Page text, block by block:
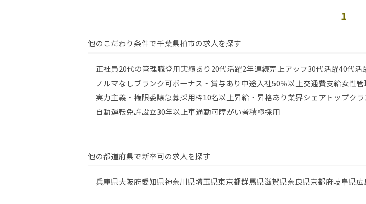
1
他のこだわり条件で千葉県柏市の求人を探す
正社員20代の管理職登用実績あり 20代活躍2年連続売上アップ30代活躍40代活
ノルマなしブランク可ボーナス・賞与あり 中途入社50％以上交通費支給女性
実力主義・権限委譲急募採用枠10名以上昇給・昇格あり業界シェアトップクラ
自動運転免許設立30年以上車通勤可障がい者積極採用
他の都道府県で新卒可の求人を探す
兵庫県大阪府愛知県神奈川県埼玉県東京都群馬県滋賀県奈良県京都府岐阜県広